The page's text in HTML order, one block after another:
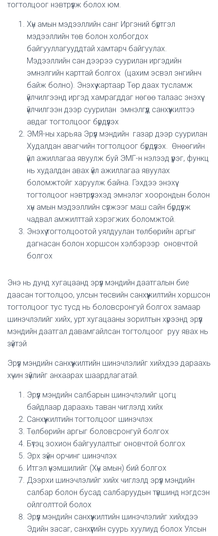
тогтолцоог нэвтрүүлж болох юм.
Хүн амын мэдээллийн санг Иргэний бүртгэл
мэдээллийн төв болон холбогдох
байгууллагууддтай хамтарч байгуулах.
Мэдээллийн сан дээрээ суурилан иргэдийн
эмнэлгийн карттай болгох (цахим эсвэл энгийнч
байж болно). Энэхүү картаар Төр даах тусламж
үйлчилгээнд иргэд хамрагддаг нөгөө талаас энэхүү
үйлчилгээн дээр суурилан эмнэлгүүд санхүүжилтээ
авдаг тогтолцоог бүрдүүлэх
ЭМЯ-ны харьяа Эрүүл мэндийн газар дээр суурилан
Худалдан авагчийн тогтолцоог бүрдүүлэх. Өнөөгийн
үйл ажиллагаа явуулж буй ЭМГ-н нэлээд үүрэг, функц
нь худалдан авах үйл ажиллагаа явуулах
боломжтойг харуулж байна. Гэхдээ энэхүү
тогтолцоог нэвтрүүлэхэд эмнэлэг хоорондын болон
хүн амын мэдээллийн сүлжээг маш сайн бүрдүүлж
чадвал амжилттай хэрэгжих боломжтой.
Энэхүү тогтолцоотой уялдуулан төлбөрийн аргыг
дагнасан болон хоршсон хэлбэрээр оновчтой
болгох
Энэ нь дунд хугацаанд эрүүл мэндийн даатгалын бие
даасан тогтолцоо, улсын төсвийн санхүүжилтийн хоршсон
тогтолцоог тус тусд нь боловсронгуй болгох замаар
шинэчлэлийг хийх, урт хугацааны зорилтын хүрээнд эрүүл
мэндийн даатгал давамгайлсан тогтолцоог руу явах нь
зүйтэй
Эрүүл мэндийн санхүүжилтийн шинэчлэлийг хийхдээ дараахь
хүчин зүйлийг анхаарах шаардлагатай.
Эрүүл мэндийн салбарын шинэчлэлийг цогц
байдлаар дараахь таван чиглэлд хийх
Санхүүжилтийн тогтолцоог шинэчлэх
Төлбөрийн аргыг боловсронгуй болгох
Бүтэц зохион байгуулалтыг оновчтой болгох
Эрх зүйн орчинг шинэчлэх
Итгэл үнэмшилийг (Хүн амын) бий болгох
Дээрхи шинэчлэлийг хийх чиглэлд эрүүл мэндийн
салбар болон бусад салбаруудын түвшинд нэгдсэн
ойлголттой болох
Эрүүл мэндийн санхүүжилтийн шинэчлэлийг хийхдээ
Эдийн засаг, санхүүгийн суурь хуулиуд болох Улсын